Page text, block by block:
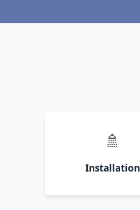
🚿
Installation